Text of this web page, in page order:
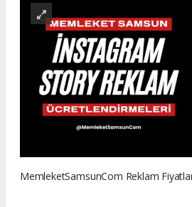
MemleketSamsunCom Reklam